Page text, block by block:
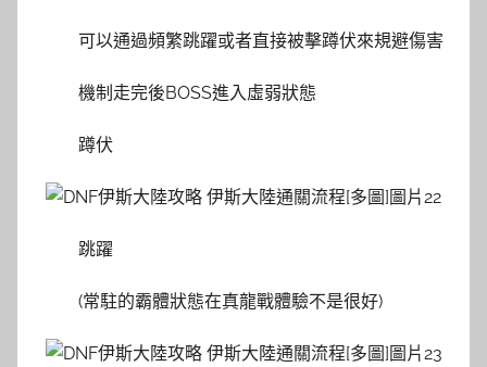
可以通過頻繁跳躍或者直接被擊蹲伏來規避傷害
機制走完後BOSS進入虛弱狀態
蹲伏
跳躍
(常駐的霸體狀態在真龍戰體驗不是很好)